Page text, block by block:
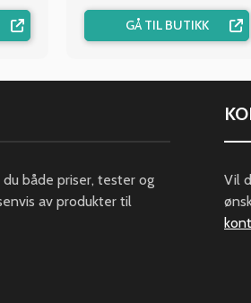
GÅ TIL BUTIKK
både priser, tester og
av produkter til
Vil